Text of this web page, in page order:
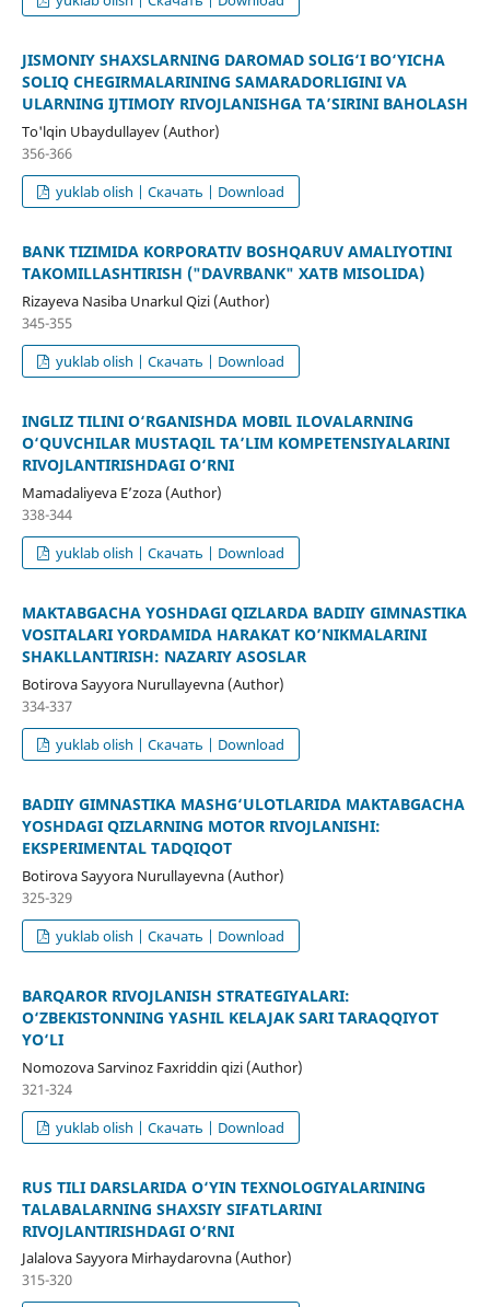
JISMONIY SHAXSLARNING DAROMAD SOLIG‘I BO‘YICHA
SOLIQ CHEGIRMALARINING SAMARADORLIGINI VA
ULARNING IJTIMOIY RIVOJLANISHGA TA’SIRINI BAHOLASH
To'lqin Ubaydullayev (Author)
356-366
yuklab olish | Скачать | Download
BANK TIZIMIDA KORPORATIV BOSHQARUV AMALIYOTINI
TAKOMILLASHTIRISH ("DAVRBANK" XATB MISOLIDA)
Rizayeva Nasiba Unarkul Qizi (Author)
345-355
yuklab olish | Скачать | Download
INGLIZ TILINI O‘RGANISHDA MOBIL ILOVALARNING
O‘QUVCHILAR MUSTAQIL TA’LIM KOMPETENSIYALARINI
RIVOJLANTIRISHDAGI O‘RNI
Mamadaliyeva Eʼzoza (Author)
338-344
yuklab olish | Скачать | Download
MAKTABGACHA YOSHDAGI QIZLARDA BADIIY GIMNASTIKA
VOSITALARI YORDAMIDA HARAKAT KO’NIKMALARINI
SHAKLLANTIRISH: NAZARIY ASOSLAR
Botirova Sayyora Nurullayevna (Author)
334-337
yuklab olish | Скачать | Download
BADIIY GIMNASTIKA MASHG‘ULOTLARIDA MAKTABGACHA
YOSHDAGI QIZLARNING MOTOR RIVOJLANISHI:
EKSPERIMENTAL TADQIQOT
Botirova Sayyora Nurullayevna (Author)
325-329
yuklab olish | Скачать | Download
BARQAROR RIVOJLANISH STRATEGIYALARI:
O‘ZBEKISTONNING YASHIL KELAJAK SARI TARAQQIYOT
YO‘LI
Nomozova Sarvinoz Faxriddin qizi (Author)
321-324
yuklab olish | Скачать | Download
RUS TILI DARSLARIDA O‘YIN TEXNOLOGIYALARINING
TALABALARNING SHAXSIY SIFATLARINI
RIVOJLANTIRISHDAGI O‘RNI
Jalalova Sayyora Mirhaydarovna (Author)
315-320